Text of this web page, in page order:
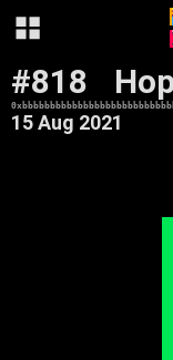
#818
15 Aug 2021